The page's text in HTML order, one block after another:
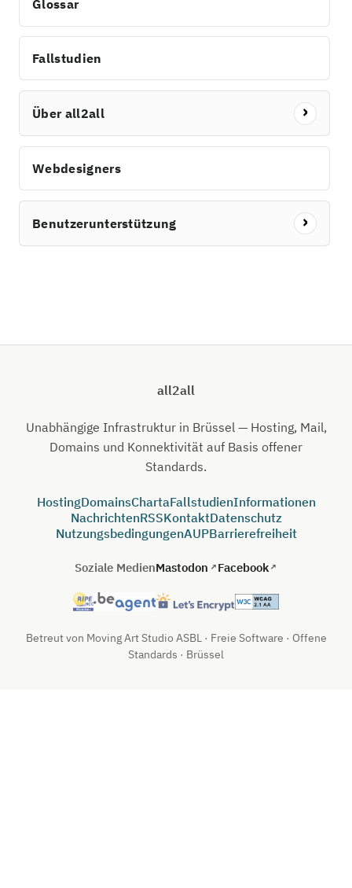
Glossar
Fallstudien
Über all2all
Webdesigners
Benutzerunterstützung
all2all
Unabhängige Infrastruktur in Brüssel — Hosting, Mail,
Domains und Konnektivität auf Basis offener
Standards.
HostingDomainsChartaFallstudienInformationen
NachrichtenRSSKontaktDatenschutz
NutzungsbedingungenAUPBarrierefreiheit
Soziale MedienMastodon Facebook
Betreut von Moving Art Studio ASBL · Freie Software · Offene
Standards · Brüssel